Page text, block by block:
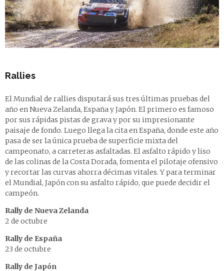
Rallies
El Mundial de rallies disputará sus tres últimas pruebas del
año en Nueva Zelanda, España y Japón. El primero es famoso
por sus rápidas pistas de grava y por su impresionante
paisaje de fondo. Luego llega la cita en España, donde este año
pasa de ser la única prueba de superficie mixta del
campeonato, a carreteras asfaltadas. El asfalto rápido y liso
de las colinas de la Costa Dorada, fomenta el pilotaje ofensivo
y recortar las curvas ahorra décimas vitales. Y para terminar
el Mundial, Japón con su asfalto rápido, que puede decidir el
campeón.
Rally de Nueva Zelanda
2 de octubre
Rally de España
23 de octubre
Rally de Japón